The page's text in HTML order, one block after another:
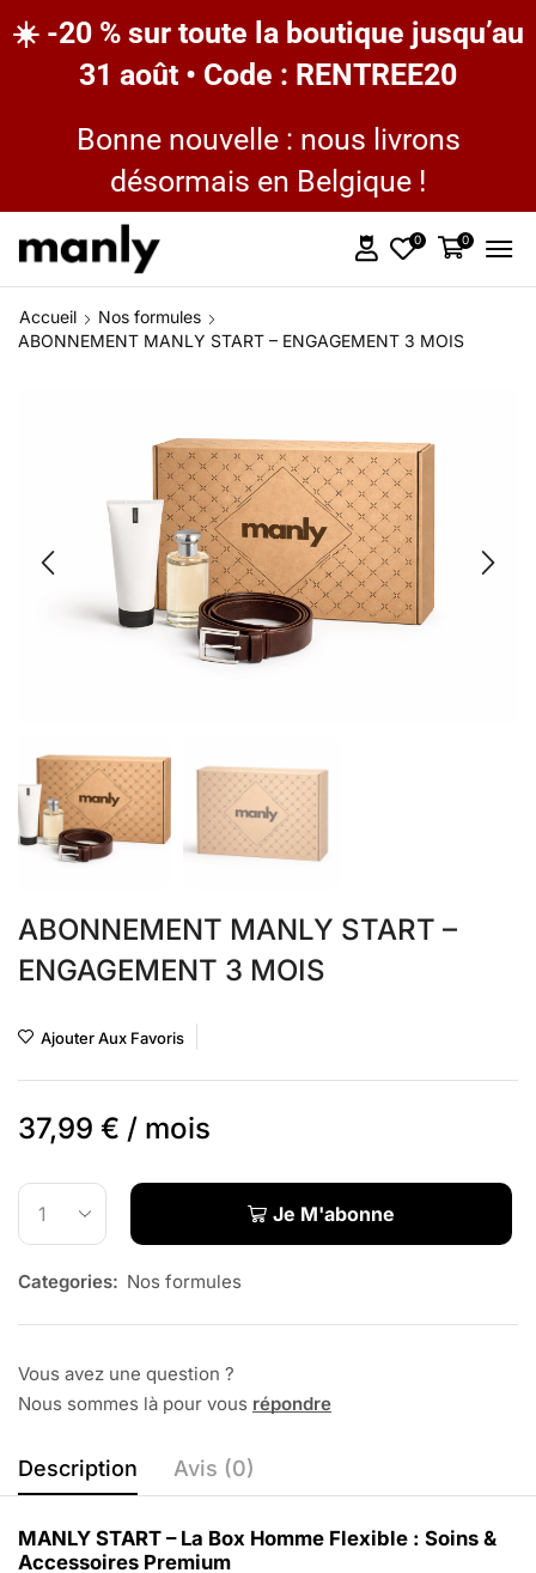
☀️ -20 % sur toute la boutique jusqu’au
31 août • Code : RENTREE20
Bonne nouvelle : nous livrons
désormais en Belgique !
0 0
Accueil
Nos formules
ABONNEMENT MANLY START – ENGAGEMENT 3 MOIS
ABONNEMENT MANLY START –
ENGAGEMENT 3 MOIS
Ajouter Aux Favoris
37,99 € / mois
Je M'abonne
Categories: Nos formules
Vous avez une question ?
Nous sommes là pour vous répondre
Description Avis (0)
MANLY START – La Box Homme Flexible : Soins &
Accessoires Premium